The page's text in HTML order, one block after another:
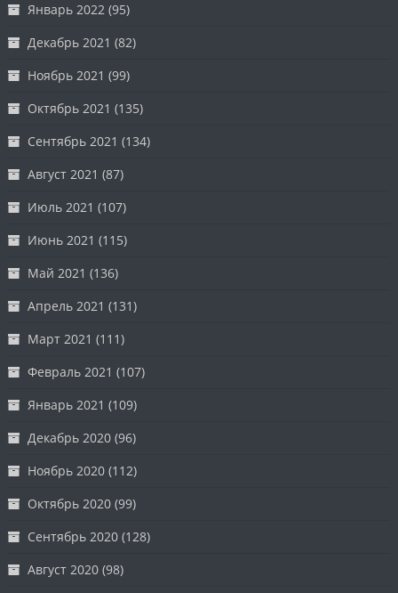
Январь 2022 (95)
Декабрь 2021 (82)
Ноябрь 2021 (99)
Октябрь 2021 (135)
Сентябрь 2021 (134)
Август 2021 (87)
Июль 2021 (107)
Июнь 2021 (115)
Май 2021 (136)
Апрель 2021 (131)
Март 2021 (111)
Февраль 2021 (107)
Январь 2021 (109)
Декабрь 2020 (96)
Ноябрь 2020 (112)
Октябрь 2020 (99)
Сентябрь 2020 (128)
Август 2020 (98)